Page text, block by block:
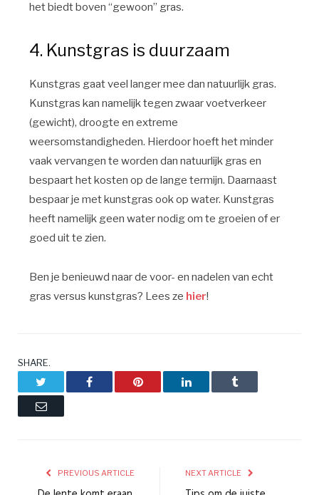
het biedt boven “gewoon” gras.
4. Kunstgras is duurzaam
Kunstgras gaat veel langer mee dan natuurlijk gras.
Kunstgras kan namelijk tegen zwaar voetverkeer
(gewicht), droogte en extreme
weersomstandigheden. Hierdoor hoeft het minder
vaak vervangen te worden dan natuurlijk gras en
bespaart het kosten op de lange termijn. Daarnaast
bespaar je met kunstgras ook op water. Kunstgras
heeft namelijk geen water nodig om te groeien of er
goed uit te zien.
Ben je benieuwd naar de voor- en nadelen van echt
gras versus kunstgras? Lees ze hier!
SHARE.
Facebook Pinterest LinkedIn Tumblr
Email
PREVIOUS ARTICLE NEXT ARTICLE